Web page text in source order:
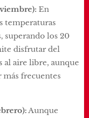
En
temperaturas
superando los 20
disfrutar del
al aire libre, aunque
más frecuentes
Aunque